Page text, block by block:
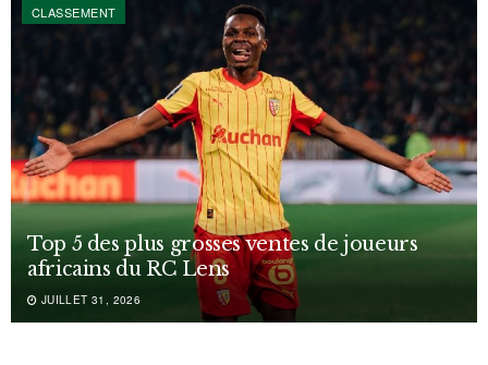
CLASSEMENT
Top 5 des plus grosses ventes de joueurs
africains du RC Lens
JUILLET 31, 2026